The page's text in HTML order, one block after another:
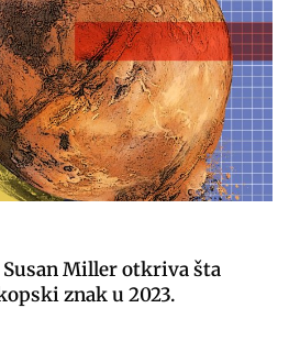
Miller otkriva šta
znak u 2023.